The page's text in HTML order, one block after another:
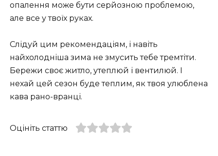
опалення може бути серйозною проблемою,
але все у твоїх руках.
Слідуй цим рекомендаціям, і навіть
найхолодніша зима не змусить тебе тремтіти.
Бережи своє житло, утеплюй і вентилюй. І
нехай цей сезон буде теплим, як твоя улюблена
кава рано-вранці.
Оцініть статтю